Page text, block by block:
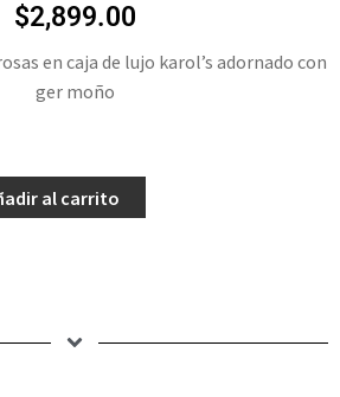
$2,899.00
en caja de lujo karol’s adornado con
ger moño
al carrito